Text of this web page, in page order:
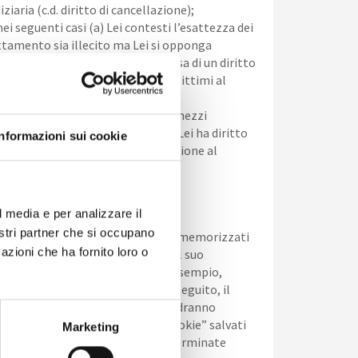
sui cookie
e per analizzare il
partner che si occupano
che ha fornito loro o
Marketing
(c.d. diritto di cancellazione);
seguenti casi (a) Lei contesti l’esattezza dei
sia illecito ma Lei si opponga
l’esercizio o la difesa di un diritto
prevalenza dei nostri motivi legittimi al
che La riguardano trattati con mezzi
Le ricordiamo inoltre che Lei ha diritto
far valere i Suoi diritti in relazione al
al browser), dove vengono memorizzati
sito, l’utente può ricevere sul suo
alcuni elementi (quali, ad esempio,
www.nuovacasaweb.com (di seguito, il
utenti che visionano il Sito, vedranno
file di testo denominati “cookie” salvati
del Sito, altri per abilitare determinate